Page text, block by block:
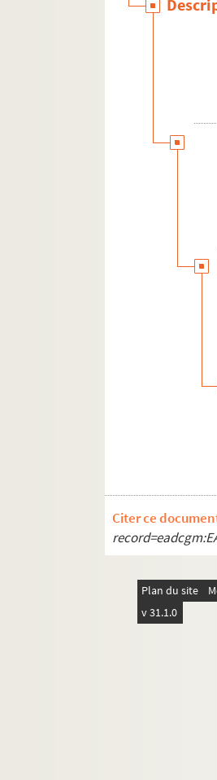
Citer ce
Plan du site
v 31.1.0